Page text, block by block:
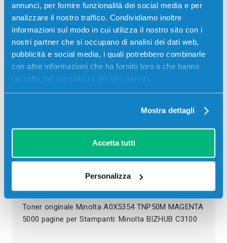
annunci, per fornire funzionalità dei social media e per
analizzare il nostro traffico. Condividiamo inoltre
informazioni sul modo in cui utilizza il nostro sito con i
nostri partner che si occupano di analisi dei dati web,
pubblicità e social media, i quali potrebbero combinarle
con altre informazioni che ha fornito loro o che hanno
raccolto dal suo utilizzo dei loro servizi.
Mostra dettagli
Accetta tutti
Personalizza
23,00€
Aggiungi al carrello
SCADE TRA:
44 18
visualizzare l'offerta
Toner originale Minolta A0X5354 TNP50M MAGENTA
5000 pagine per Stampanti: Minolta BIZHUB C3100